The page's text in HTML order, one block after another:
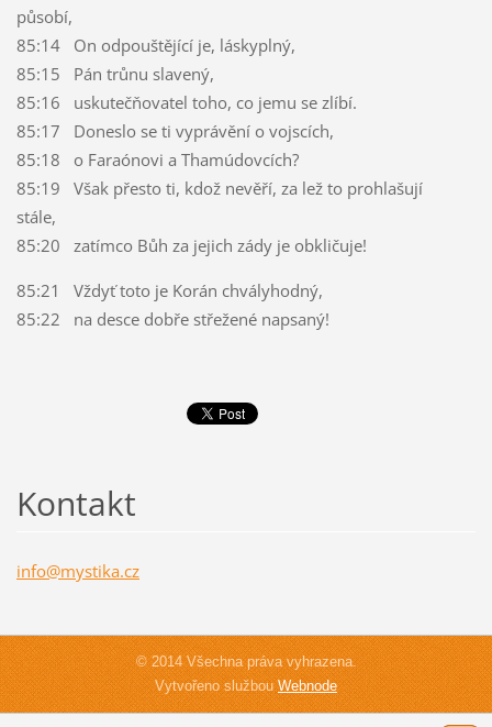
působí,
85:14 On odpouštějící je, láskyplný,
85:15 Pán trůnu slavený,
85:16 uskutečňovatel toho, co jemu se zlíbí.
85:17 Doneslo se ti vyprávění o vojscích,
85:18 o Faraónovi a Thamúdovcích?
85:19 Však přesto ti, kdož nevěří, za lež to prohlašují
stále,
85:20 zatímco Bůh za jejich zády je obkličuje!
85:21 Vždyť toto je Korán chvályhodný,
85:22 na desce dobře střežené napsaný!
Kontakt
info@mystika.cz
© 2014 Všechna práva vyhrazena.
Vytvořeno službouWebnode